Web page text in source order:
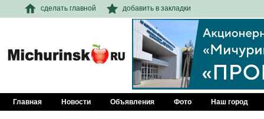
сделать главной добавить в закладки
Главная Новости Объявления Фото Наш город